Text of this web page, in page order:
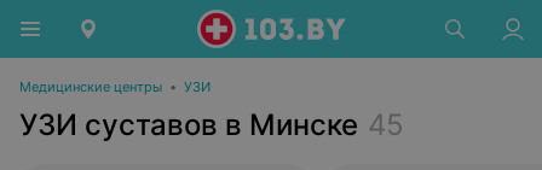
Медицинские центры • УЗИ
УЗИ суставов в Минске 45